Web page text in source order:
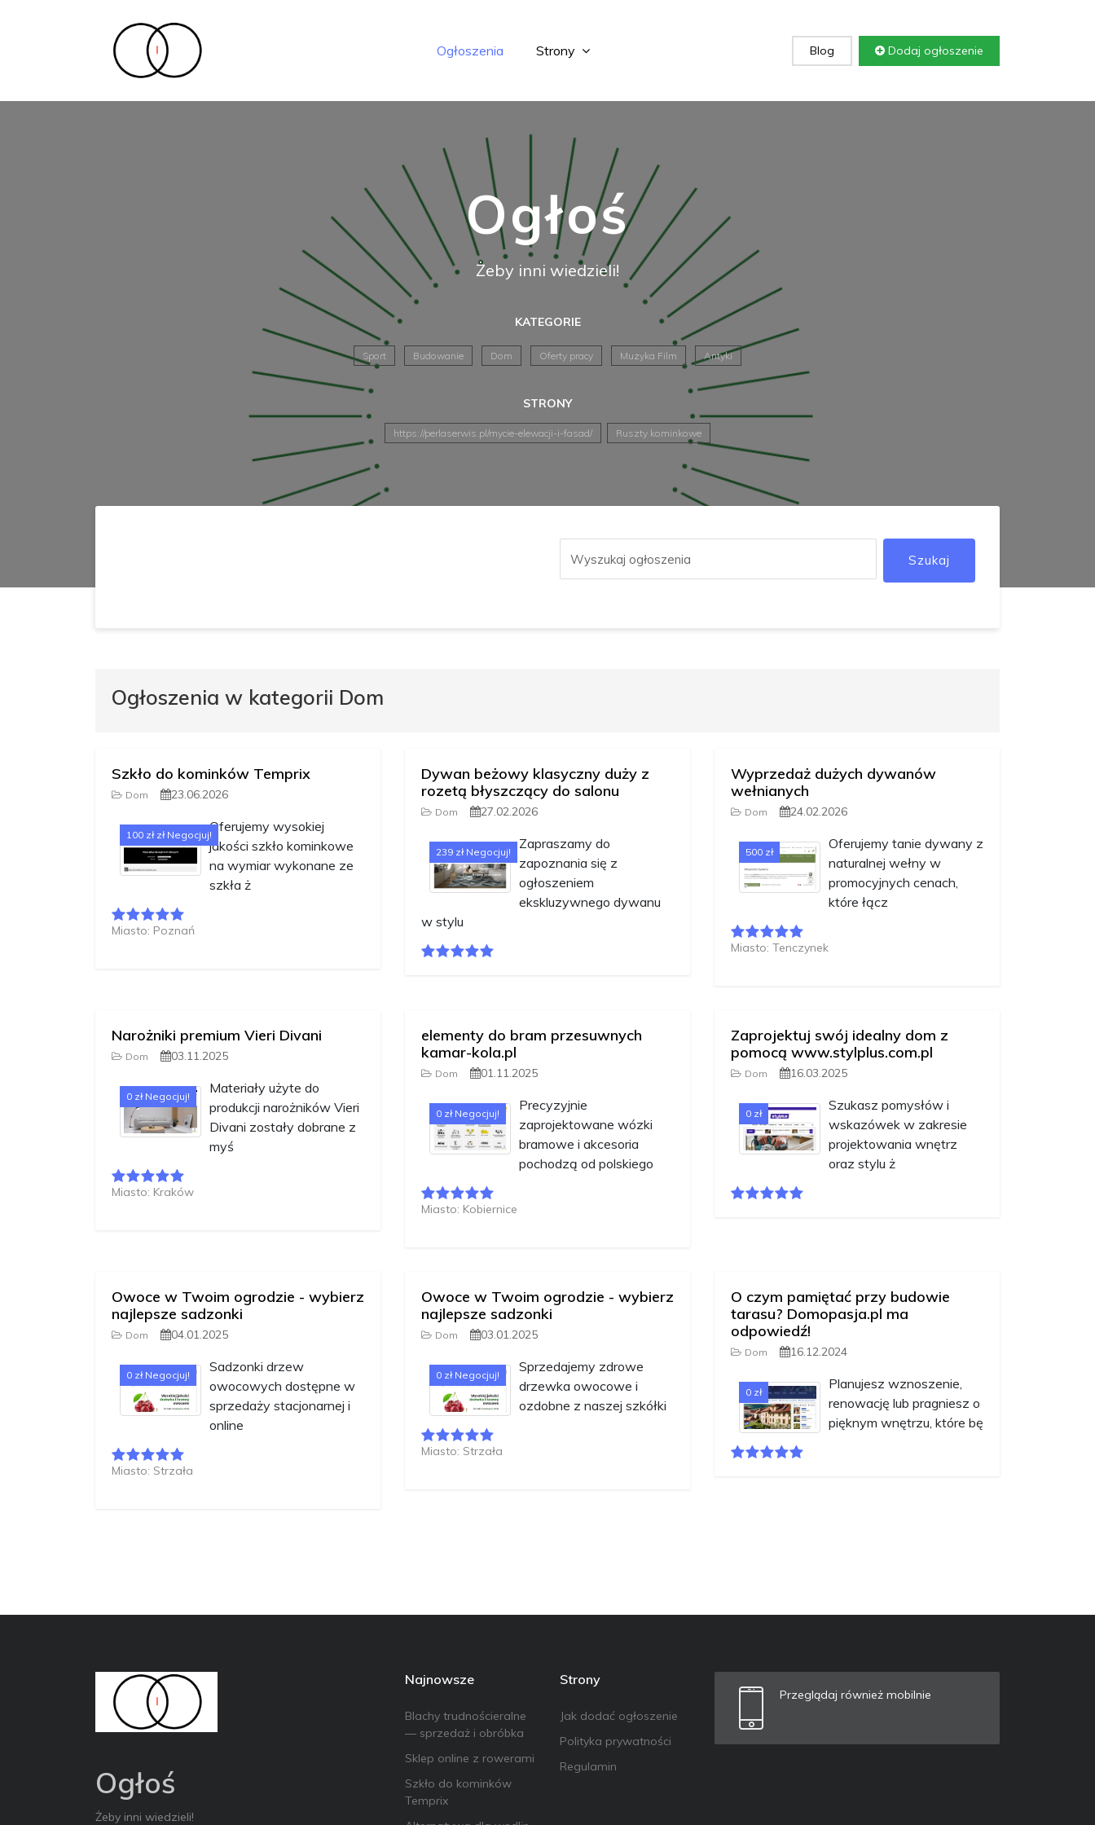
Ogłoszenia Strony Blog Dodaj ogłoszenie
Ogłoś
Żeby inni wiedzieli!
KATEGORIE
Sport Budowanie Dom Oferty pracy Muzyka Film Antyki
STRONY
https://perlaserwis.pl/mycie-elewacji-i-fasad/ Ruszty kominkowe
Szukaj
Ogłoszenia w kategorii Dom
Szkło do kominków Temprix
Dom 23.06.2026
100 zł zł Negocjuj!
Oferujemy wysokiej
jakości szkło kominkowe
na wymiar wykonane ze
szkła ż
Miasto: Poznań
Dywan beżowy klasyczny duży z
rozetą błyszczący do salonu
Dom 27.02.2026
239 zł Negocjuj!
Zapraszamy do
zapoznania się z
ogłoszeniem
ekskluzywnego dywanu
w stylu
Wyprzedaż dużych dywanów
wełnianych
Dom 24.02.2026
500 zł
Oferujemy tanie dywany z
naturalnej wełny w
promocyjnych cenach,
które łącz
Miasto: Tenczynek
Narożniki premium Vieri Divani
Dom 03.11.2025
0 zł Negocjuj!
Materiały użyte do
produkcji narożników Vieri
Divani zostały dobrane z
myś
Miasto: Kraków
elementy do bram przesuwnych
kamar-kola.pl
Dom 01.11.2025
0 zł Negocjuj!
Precyzyjnie
zaprojektowane wózki
bramowe i akcesoria
pochodzą od polskiego
Miasto: Kobiernice
Zaprojektuj swój idealny dom z
pomocą www.stylplus.com.pl
Dom 16.03.2025
0 zł
Szukasz pomysłów i
wskazówek w zakresie
projektowania wnętrz
oraz stylu ż
Owoce w Twoim ogrodzie - wybierz
najlepsze sadzonki
Dom 04.01.2025
0 zł Negocjuj!
Sadzonki drzew
owocowych dostępne w
sprzedaży stacjonarnej i
online
Miasto: Strzała
Owoce w Twoim ogrodzie - wybierz
najlepsze sadzonki
Dom 03.01.2025
0 zł Negocjuj!
Sprzedajemy zdrowe
drzewka owocowe i
ozdobne z naszej szkółki
Miasto: Strzała
O czym pamiętać przy budowie
tarasu? Domopasja.pl ma
odpowiedź!
Dom 16.12.2024
0 zł
Planujesz wznoszenie,
renowację lub pragniesz o
pięknym wnętrzu, które bę
Ogłoś
Żeby inni wiedzieli!
Najnowsze
Blachy trudnościeralne
— sprzedaż i obróbka
Sklep online z rowerami
Szkło do kominków
Temprix
Strony
Jak dodać ogłoszenie
Polityka prywatności
Regulamin
Przeglądaj również mobilnie